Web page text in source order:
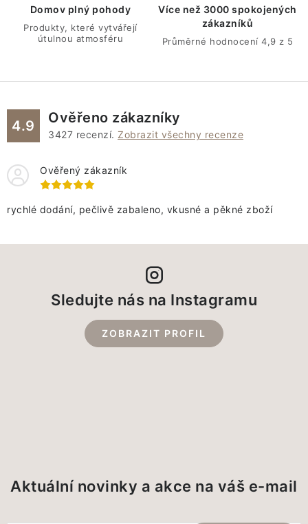
p
s
u
Domov plný pohody
Produkty, které vytvářejí
útulnou atmosféru
Více než 3000 spokojených
zákazníků
Průměrné hodnocení 4,9 z 5
4.9 Ověřeno zákazníky
3427 recenzí. Zobrazit všechny recenze
Ověřený zákazník
rychlé dodání, pečlivě zabaleno, vkusné a pěkné zboží
Sledujte nás na Instagramu
ZOBRAZIT PROFIL
Aktuální novinky a akce na váš e-mail